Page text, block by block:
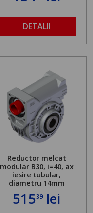
DETALII
Reductor melcat
modular B30, i=40, ax
iesire tubular,
diametru 14mm
51539lei